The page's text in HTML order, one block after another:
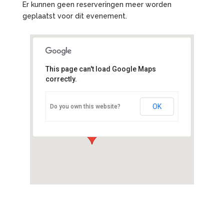
Er kunnen geen reserveringen meer worden
geplaatst voor dit evenement.
Evenementen
This page can't load Google Maps
correctly.
Do you own this website? OK